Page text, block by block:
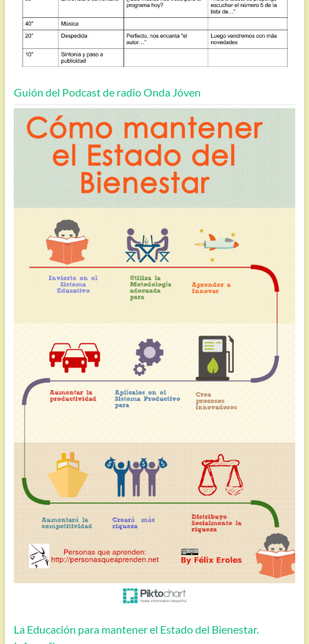
Guión del Podcast de radio Onda Jóven
La Educación para mantener el Estado del Bienestar.